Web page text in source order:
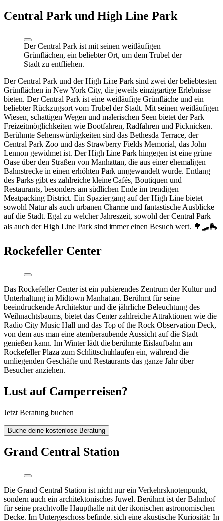
Central Park und High Line Park
Der Central Park ist mit seinen weitläufigen
Grünflächen, ein beliebter Ort, um dem Trubel der
Stadt zu entfliehen.
Der Central Park und der High Line Park sind zwei der beliebtesten
Grünflächen in New York City, die jeweils einzigartige Erlebnisse
bieten. Der Central Park ist eine weitläufige Grünfläche und ein
beliebter Rückzugsort vom Trubel der Stadt. Mit seinen weitläufigen
Wiesen, schattigen Wegen und malerischen Seen bietet der Park
Freizeitmöglichkeiten wie Bootfahren, Radfahren und Picknicken.
Berühmte Sehenswürdigkeiten sind das Bethesda Terrace, der
Central Park Zoo und das Strawberry Fields Memorial, das John
Lennon gewidmet ist. Der High Line Park hingegen ist eine grüne
Oase über den Straßen von Manhattan, die aus einer ehemaligen
Bahnstrecke in einen erhöhten Park umgewandelt wurde. Entlang
des Parks gibt es zahlreiche kleine Cafés, Boutiquen und
Restaurants, besonders am südlichen Ende im trendigen
Meatpacking District. Ein Spaziergang auf der High Line bietet
sowohl Natur als auch urbanen Charme und fantastische Ausblicke
auf die Stadt. Egal zu welcher Jahreszeit, sowohl der Central Park
als auch der High Line Park sind immer einen Besuch wert. 🌳🛹🛼
Rockefeller Center
Das Rockefeller Center ist ein pulsierendes Zentrum der Kultur und
Unterhaltung in Midtown Manhattan. Berühmt für seine
beeindruckende Architektur und die jährliche Beleuchtung des
Weihnachtsbaums, bietet das Center zahlreiche Attraktionen wie die
Radio City Music Hall und das Top of the Rock Observation Deck,
von dem aus man eine atemberaubende Aussicht auf die Stadt
genießen kann. Im Winter lädt die berühmte Eislaufbahn am
Rockefeller Plaza zum Schlittschuhlaufen ein, während die
umliegenden Geschäfte und Restaurants das ganze Jahr über
Besucher anziehen.
Lust auf Camperreisen?
Jetzt Beratung buchen
Buche deine kostenlose Beratung
Grand Central Station
Die Grand Central Station ist nicht nur ein Verkehrsknotenpunkt,
sondern auch ein architektonisches Juwel. Berühmt ist der Bahnhof
für seine prachtvolle Haupthalle mit der ikonischen astronomischen
Decke. Im Untergeschoss befindet sich eine akustische Kuriosität: In